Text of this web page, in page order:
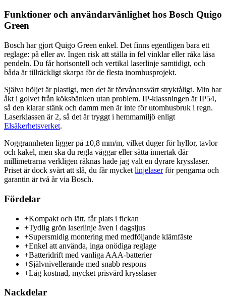
Funktioner och användarvänlighet hos Bosch Quigo
Green
Bosch har gjort Quigo Green enkel. Det finns egentligen bara ett
reglage: på eller av. Ingen risk att ställa in fel vinklar eller råka låsa
pendeln. Du får horisontell och vertikal laserlinje samtidigt, och
båda är tillräckligt skarpa för de flesta inomhusprojekt.
Själva höljet är plastigt, men det är förvånansvärt stryktåligt. Min har
åkt i golvet från köksbänken utan problem. IP-klassningen är IP54,
så den klarar stänk och damm men är inte för utomhusbruk i regn.
Laserklassen är 2, så det är tryggt i hemmamiljö enligt
Elsäkerhetsverket.
Noggrannheten ligger på ±0,8 mm/m, vilket duger för hyllor, tavlor
och kakel, men ska du regla väggar eller sätta innertak där
millimetrarna verkligen räknas hade jag valt en dyrare krysslaser.
Priset är dock svårt att slå, du får mycket linjelaserför pengarna och
garantin är två år via Bosch.
Fördelar
+Kompakt och lätt, får plats i fickan
+Tydlig grön laserlinje även i dagsljus
+Supersmidig montering med medföljande klämfäste
+Enkel att använda, inga onödiga reglage
+Batteridrift med vanliga AAA-batterier
+Självnivellerande med snabb respons
+Låg kostnad, mycket prisvärd krysslaser
Nackdelar